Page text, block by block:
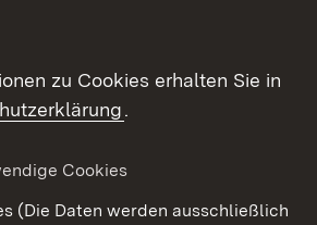
Kontakt
zu Cookies erhalten Sie in
.
Cookies
(Die Daten werden ausschließlich